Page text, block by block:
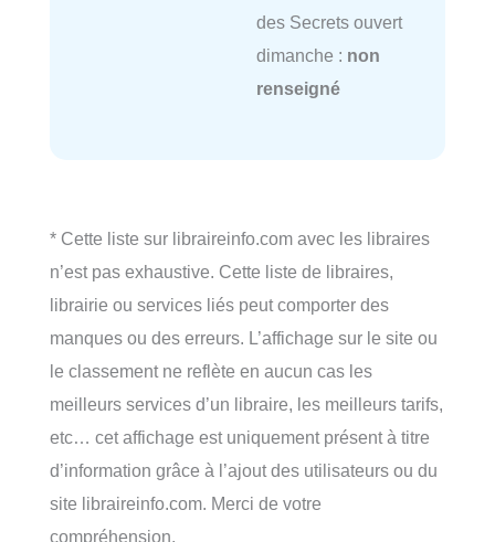
des Secrets ouvert
dimanche : non
renseigné
* Cette liste sur libraireinfo.com avec les libraires
n’est pas exhaustive. Cette liste de libraires,
librairie ou services liés peut comporter des
manques ou des erreurs. L’affichage sur le site ou
le classement ne reflète en aucun cas les
meilleurs services d’un libraire, les meilleurs tarifs,
etc… cet affichage est uniquement présent à titre
d’information grâce à l’ajout des utilisateurs ou du
site libraireinfo.com. Merci de votre
compréhension.